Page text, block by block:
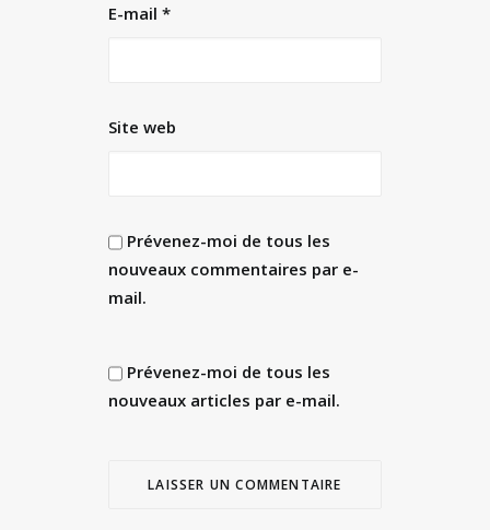
E-mail *
Site web
Prévenez-moi de tous les
nouveaux commentaires par e-
mail.
Prévenez-moi de tous les
nouveaux articles par e-mail.